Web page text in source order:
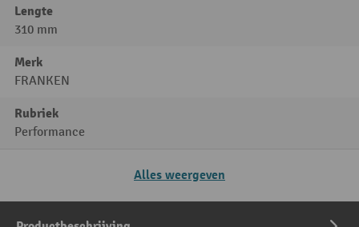
Lengte
310 mm
Merk
FRANKEN
Rubriek
Performance
Alles weergeven